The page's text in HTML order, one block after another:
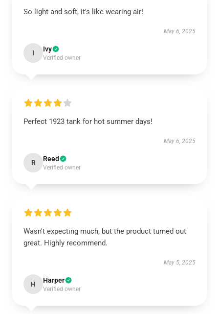
So light and soft, it's like wearing air!
May 6, 2025
I Ivy
Verified owner
Perfect 1923 tank for hot summer days!
May 6, 2025
R Reed
Verified owner
Wasn't expecting much, but the product turned out
great. Highly recommend.
May 5, 2025
H Harper
Verified owner